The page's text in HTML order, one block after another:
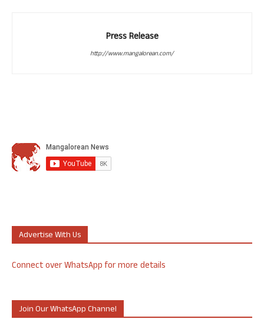
Press Release
http://www.mangalorean.com/
Advertise With Us
Connect over WhatsApp for more details
Join Our WhatsApp Channel